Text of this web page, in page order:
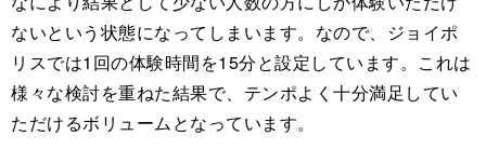
ないという状態になってしまいます。なので、ジョイポ
リスでは1回の体験時間を15分と設定しています。これは
様々な検討を重ねた結果で、テンポよく十分満足してい
ただけるボリュームとなっています。